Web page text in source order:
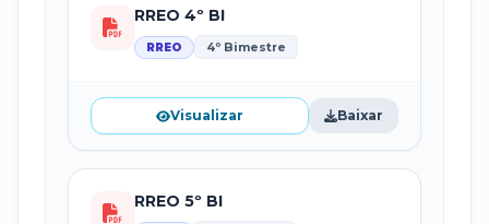
RREO 4º BI
RREO 4º Bimestre
Visualizar Baixar
RREO 5º BI